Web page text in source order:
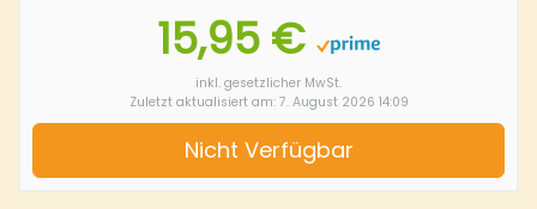
15,95 €
inkl. gesetzlicher MwSt.
Zuletzt aktualisiert am: 7. August 2026 14:09
Nicht Verfügbar